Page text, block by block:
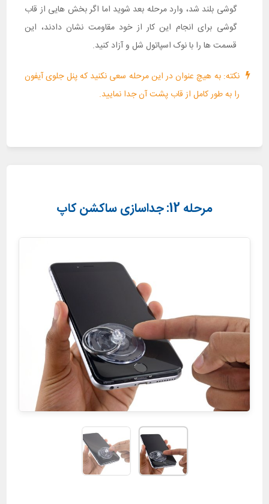
گوشی بلند شد، وارد مرحله بعد شوید اما اگر بخش هایی از قاب
گوشی برای انجام این کار از خود مقاومت نشان دادند، این
قسمت ها را با نوک اسپاتول شل و آزاد کنید.
نکته: به هیچ عنوان در این مرحله سعی نکنید که پنل جلوی آیفون
را به طور کامل از قاب پشت آن جدا نمایید.
مرحله 12: جداسازی ساکشن کاپ